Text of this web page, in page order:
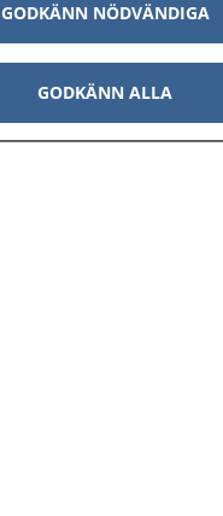
GODKÄNN NÖDVÄNDIGA
GODKÄNN ALLA